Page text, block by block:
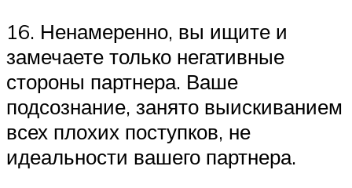
16. Ненамеренно, вы ищите и
замечаете только негативные
стороны партнера. Ваше
подсознание, занято выискиванием
всех плохих поступков, не
идеальности вашего партнера.